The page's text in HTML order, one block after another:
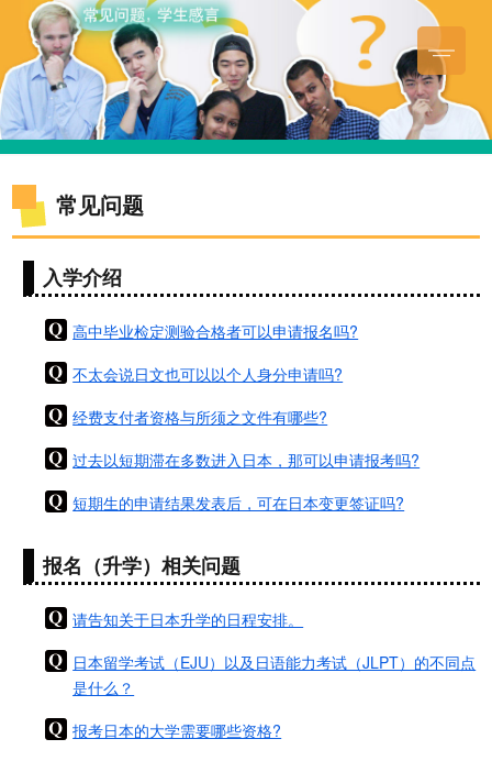
常见问题
入学介绍
高中毕业检定测验合格者可以申请报名吗?
不太会说日文也可以以个人身分申请吗?
经费支付者资格与所须之文件有哪些?
过去以短期滞在多数进入日本，那可以申请报考吗?
短期生的申请结果发表后，可在日本变更签证吗?
报名（升学）相关问题
请告知关于日本升学的日程安排。
日本留学考试（EJU）以及日语能力考试（JLPT）的不同点
是什么？
报考日本的大学需要哪些资格?